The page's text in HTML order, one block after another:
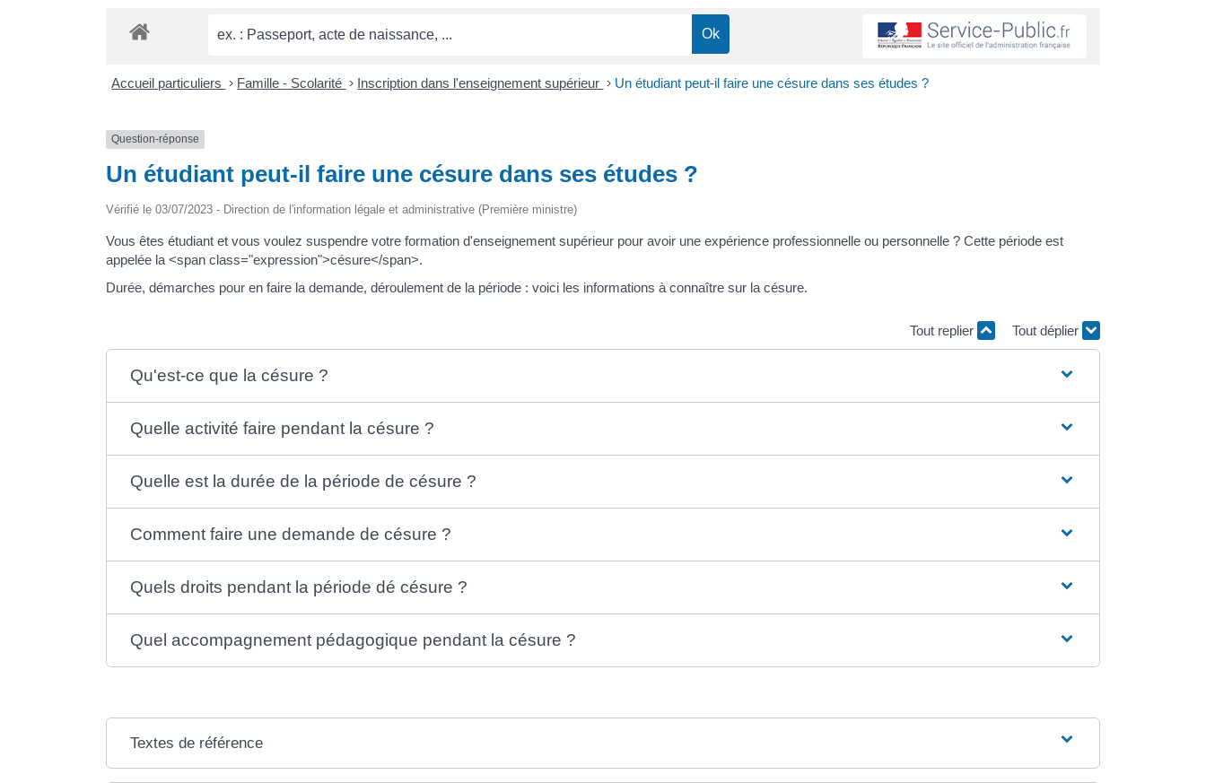
Accueil particuliers > Famille - Scolarité > Inscription dans l'enseignement supérieur > Un étudiant peut-il faire une césure dans ses études ?
Question-réponse
Un étudiant peut-il faire une césure dans ses études ?
Vérifié le 03/07/2023 - Direction de l'information légale et administrative (Première ministre)
Vous êtes étudiant et vous voulez suspendre votre formation d'enseignement supérieur pour avoir une expérience professionnelle ou personnelle ? Cette période est
appelée la <span class="expression">césure</span>.
Durée, démarches pour en faire la demande, déroulement de la période : voici les informations à connaître sur la césure.
Tout replier Tout déplier
Qu'est-ce que la césure ?
Quelle activité faire pendant la césure ?
Quelle est la durée de la période de césure ?
Comment faire une demande de césure ?
Quels droits pendant la période dé césure ?
Quel accompagnement pédagogique pendant la césure ?
Textes de référence